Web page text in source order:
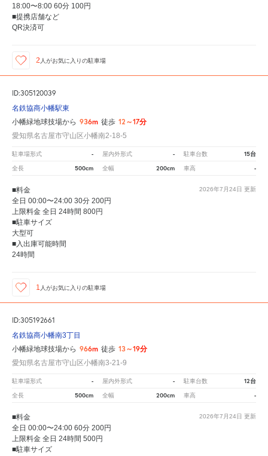
18:00〜8:00 60分 100円
■提携店舗など
QR決済可
2 人がお気に入りの駐車場
ID:305120039
名鉄協商小幡駅東
小幡緑地球技場から 936m 徒歩 12～17分
愛知県名古屋市守山区小幡南2-18-5
駐車場形式 - 屋内外形式 - 駐車台数 15台
全長 500cm 全幅 200cm 車高 -
2026年7月24日 更新
■料金
全日 00:00〜24:00 30分 200円
上限料金 全日 24時間 800円
■駐車サイズ
大型可
■入出庫可能時間
24時間
1 人がお気に入りの駐車場
ID:305192661
名鉄協商小幡南3丁目
小幡緑地球技場から 966m 徒歩 13～19分
愛知県名古屋市守山区小幡南3-21-9
駐車場形式 - 屋内外形式 - 駐車台数 12台
全長 500cm 全幅 200cm 車高 -
2026年7月24日 更新
■料金
全日 00:00〜24:00 60分 200円
上限料金 全日 24時間 500円
■駐車サイズ